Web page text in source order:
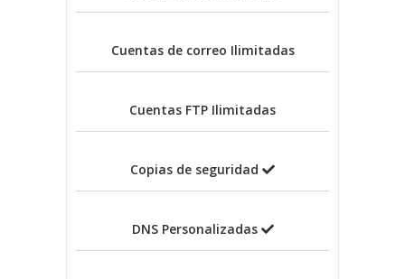
Cuentas de correo Ilimitadas
Cuentas FTP Ilimitadas
Copias de seguridad
DNS Personalizadas